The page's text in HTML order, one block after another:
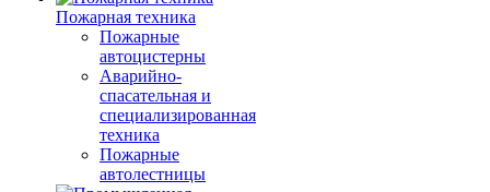
Пожарная техника
Пожарные
автоцистерны
Аварийно-
спасательная и
специализированная
техника
Пожарные
автолестницы